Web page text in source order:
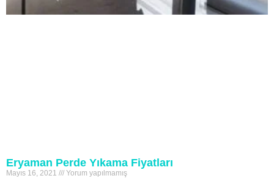
Eryaman Perde Yıkama Fiyatları
Mayıs 16, 2021 Yorum yapılmamış